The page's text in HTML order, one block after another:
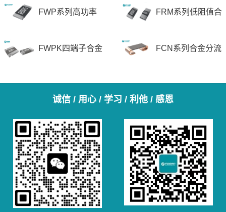
FWP系列高功率 FRM系列低阻值合
FWPK四端子合金
FCN系列合金分流
诚信 / 用心 / 学习 / 利他 / 感恩